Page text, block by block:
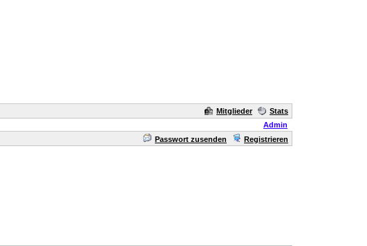
Mitglieder
Stats
Admin
Passwort zusenden Registrieren